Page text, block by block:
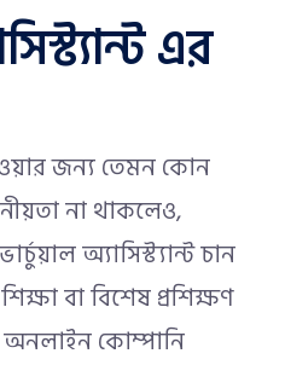
এর
হওয়ার জন্য তেমন কোন
না থাকলেও,
অ্যাসিস্ট্যান্ট চান
বা বিশেষ প্রশিক্ষণ
কোম্পানি